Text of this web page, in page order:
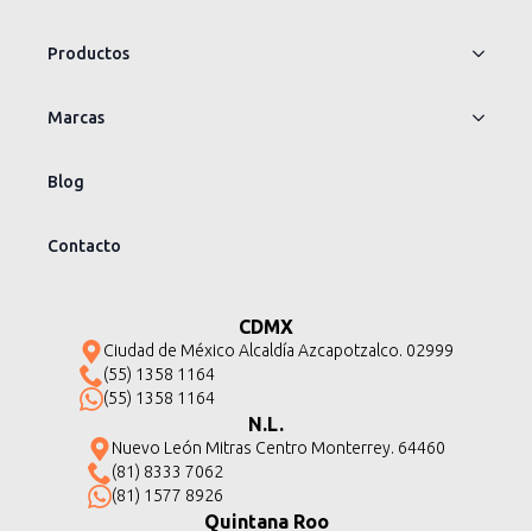
Productos
Marcas
Blog
Contacto
CDMX
Ciudad de México Alcaldía Azcapotzalco. 02999
(55) 1358 1164
(55) 1358 1164
N.L.
Nuevo León Mitras Centro Monterrey. 64460
(81) 8333 7062
(81) 1577 8926
Quintana Roo